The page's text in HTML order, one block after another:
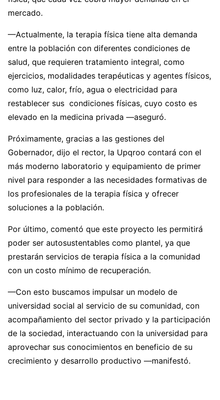
mercado.
—Actualmente, la terapia física tiene alta demanda
entre la población con diferentes condiciones de
salud, que requieren tratamiento integral, como
ejercicios, modalidades terapéuticas y agentes físicos,
como luz, calor, frío, agua o electricidad para
restablecer sus condiciones físicas, cuyo costo es
elevado en la medicina privada —aseguró.
Próximamente, gracias a las gestiones del
Gobernador, dijo el rector, la Upqroo contará con el
más moderno laboratorio y equipamiento de primer
nivel para responder a las necesidades formativas de
los profesionales de la terapia física y ofrecer
soluciones a la población.
Por último, comentó que este proyecto les permitirá
poder ser autosustentables como plantel, ya que
prestarán servicios de terapia física a la comunidad
con un costo mínimo de recuperación.
—Con esto buscamos impulsar un modelo de
universidad social al servicio de su comunidad, con
acompañamiento del sector privado y la participación
de la sociedad, interactuando con la universidad para
aprovechar sus conocimientos en beneficio de su
crecimiento y desarrollo productivo —manifestó.